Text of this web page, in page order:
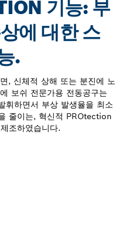
기능: 부
에 대한 스
.
, 신체적 상해 또는 분진에 노
보쉬 전문가용 전동공구는
휘하면서 부상 발생율을 최소
줄이는, 혁신적 PROtection
조하였습니다.